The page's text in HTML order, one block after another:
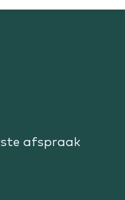
afspraak